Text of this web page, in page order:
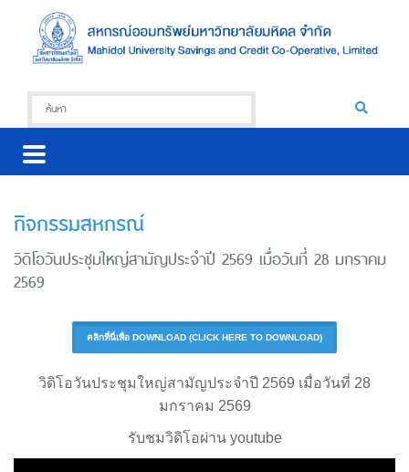
กิจกรรมสหกรณ์
วิดิโอวันประชุมใหญ่สามัญประจำปี 2569 เมื่อวันที่ 28 มกราคม
2569
คลิกที่นี่เพื่อ DOWNLOAD (CLICK HERE TO DOWNLOAD)
วิดิโอวันประชุมใหญ่สามัญประจำปี 2569 เมื่อวันที่ 28
มกราคม 2569
รับชมวิดิโอผ่าน youtube